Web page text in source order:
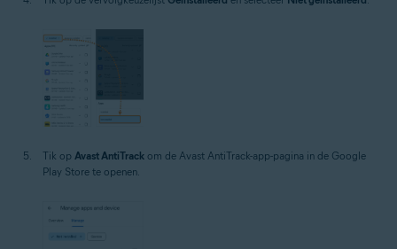
Tik op Avast AntiTrack om de Avast AntiTrack-app-pagina in de Google
Play Store te openen.